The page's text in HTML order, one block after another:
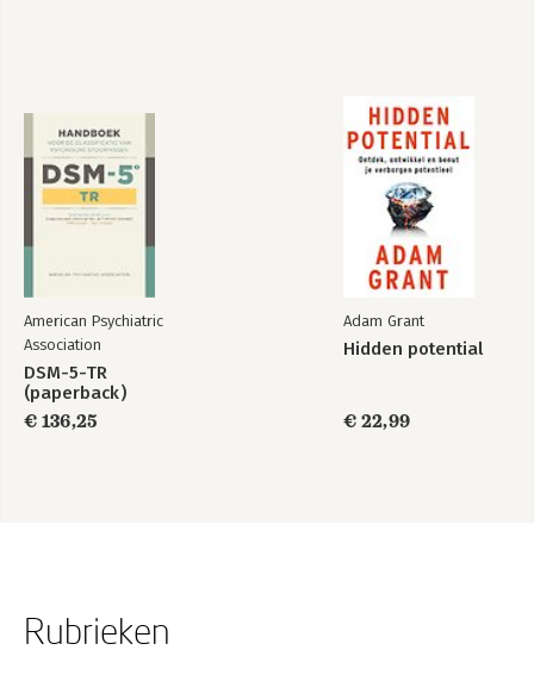
American Psychiatric
Association
DSM-5-TR
(paperback)
€ 136,25
Adam Grant
Hidden potential
€ 22,99
Rubrieken